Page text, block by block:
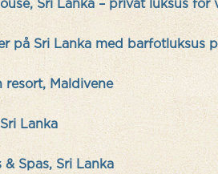
Sri Lanka – privat luksus for
på Sri Lanka med barfotluksus
resort, Maldivene
Lanka
& Spas, Sri Lanka